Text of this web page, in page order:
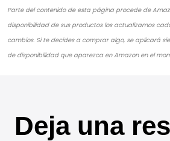
Parte del contenido de esta página procede de
disponibilidad de sus productos los actualizamos
cambios. Si te decides a comprar algo, se aplicará
de disponibilidad que aparezca en Amazon en el
Deja una